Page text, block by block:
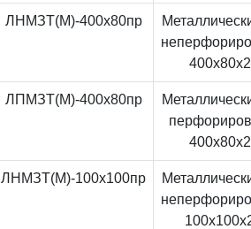
ЛНМЗТ(М)-400x80пр
ЛПМЗТ(М)-400x80пр
ЛНМЗТ(М)-100x100пр